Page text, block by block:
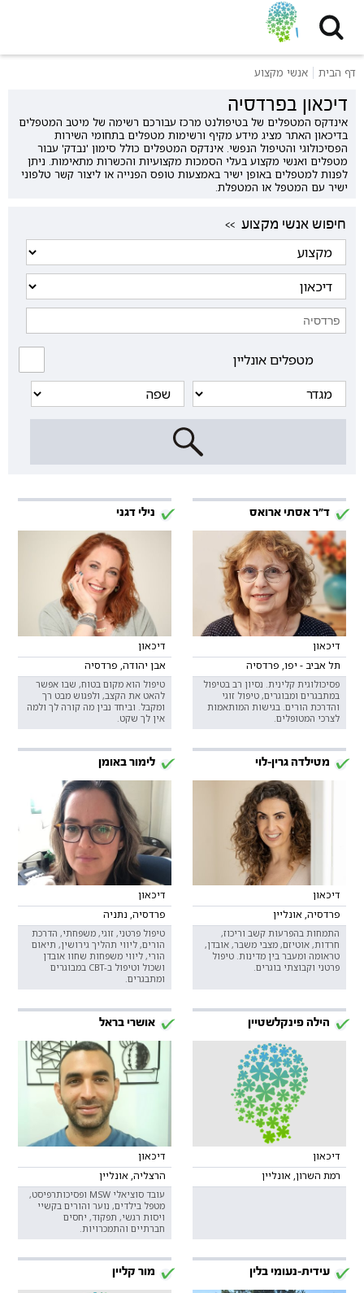
דף הבית אנשי מקצוע
דיכאון בפרדסיה
אינדקס המטפלים של בטיפולנט מרכז עבורכם רשימה של מיטב המטפלים
בדיכאון האתר מציג מידע מקיף ורשימות מטפלים בתחומי השירות
הפסיכולוגי והטיפול הנפשי. אינדקס המטפלים כולל סימון 'נבדק' עבור
מטפלים ואנשי מקצוע בעלי הסמכות מקצועיות והכשרות מתאימות. ניתן
לפנות למטפלים באופן ישיר באמצעות טופס הפנייה או ליצור קשר טלפוני
ישיר עם המטפל או המטפלת.
<< חיפוש אנשי מקצוע
מטפלים אונליין
ד"ר אסתי ארואס
דיכאון
תל אביב - יפו, פרדסיה
פסיכולוגית קלינית. נסיון רב בטיפול
במתבגרים ומבוגרים, טיפול זוגי
והדרכת הורים. בגישות המותאמות
לצרכי המטופלים.
נילי דגני
דיכאון
אבן יהודה, פרדסיה
טיפול הוא מקום בטוח, שבו אפשר
להאט את הקצב, ולפגוש מבט רך
ומקבל. וביחד נבין מה קורה לך ולמה
אין לך שקט.
מטילדה גרין-לוי
דיכאון
פרדסיה, אונליין
התמחות בהפרעות קשב וריכוז,
חרדות, אוטיזם, מצבי משבר, אובדן,
טראומה ומעבר בין מדינות. טיפול
פרטני וקבוצתי בוגרים.
לימור באומן
דיכאון
פרדסיה, נתניה
טיפול פרטני, זוגי, משפחתי, הדרכת
הורים, ליווי תהליך גירושין, תיאום
הורי, ליווי משפחות שחוו אובדן
ושכול וטיפול ב-CBT במבוגרים
ומתבגרים.
הילה פינקלשטיין
דיכאון
רמת השרון, אונליין
אושרי בראל
דיכאון
הרצליה, אונליין
עובד סוציאלי MSW ופסיכותרפיסט,
מטפל בילדים, נוער והורים בקשיי
ויסות רגשי, תפקוד, יחסים
חברתיים והתמכרויות.
עידית-נעומי בלין מור קליין